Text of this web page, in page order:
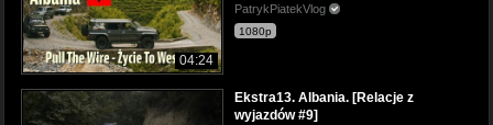
04:24
PatrykPiatekVlog
1080p
Ekstra13. Albania. [Relacje z
wyjazdów #9]